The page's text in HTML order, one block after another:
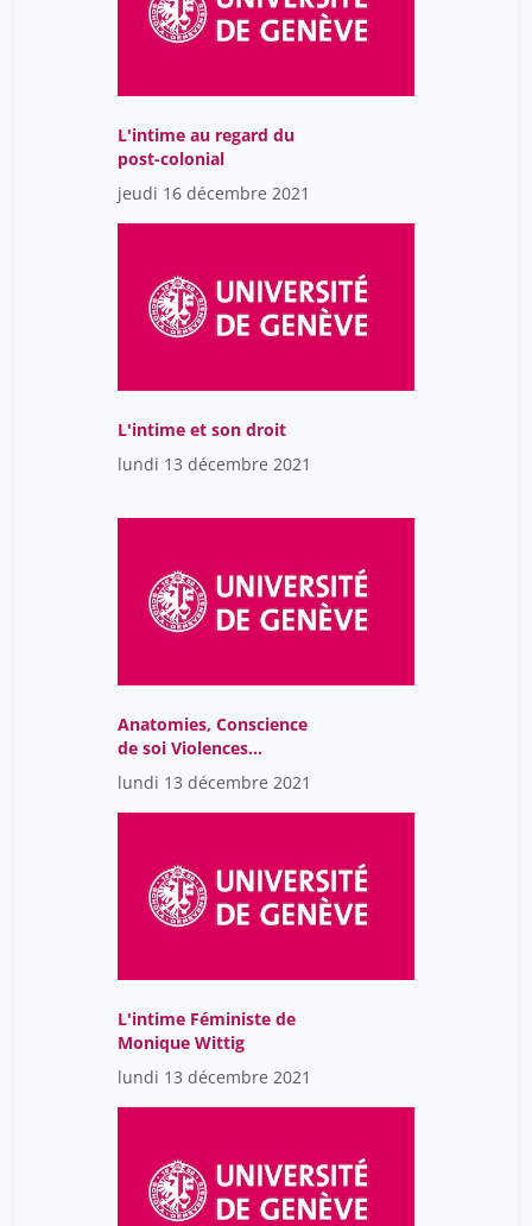
L'intime au regard du
post-colonial
jeudi 16 décembre 2021
L'intime et son droit
lundi 13 décembre 2021
Anatomies, Conscience
de soi Violences
Génitales(Table ronde)
lundi 13 décembre 2021
L'intime Féministe de
Monique Wittig
lundi 13 décembre 2021